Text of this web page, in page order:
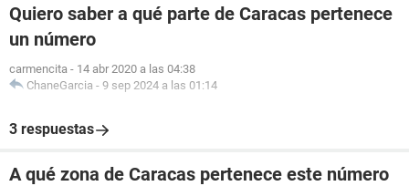
Quiero saber a qué parte de Caracas pertenece
un número
carmencita - 14 abr 2020 a las 04:38
ChaneGarcia - 9 sep 2024 a las 01:14
3 respuestas
A qué zona de Caracas pertenece este número